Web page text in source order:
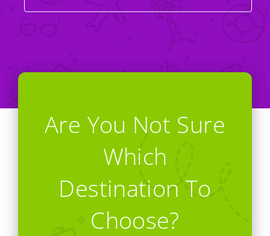
Are You Not Sure
Which
Destination To
Choose?